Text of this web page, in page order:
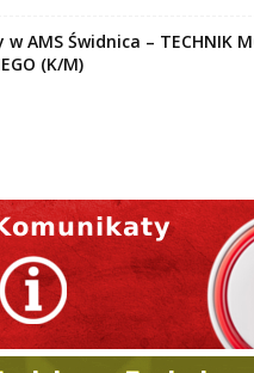
AMS Świdnica – TECHNIK
(K/M)